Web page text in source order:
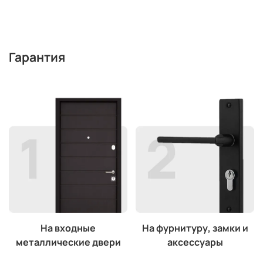
Гарантия
На входные
металлические двери
На фурнитуру, замки и
аксессуары